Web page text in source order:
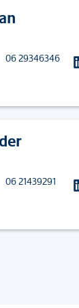
06 29346346
06 21439291